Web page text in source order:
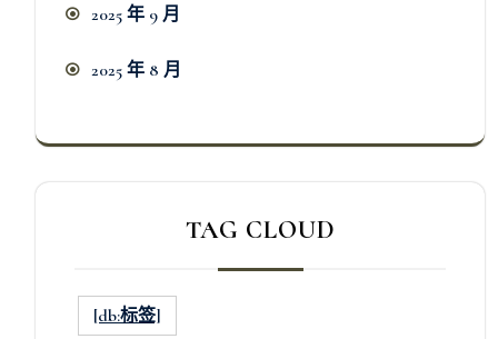
2025 年 9 月
2025 年 8 月
TAG CLOUD
[db:标签]